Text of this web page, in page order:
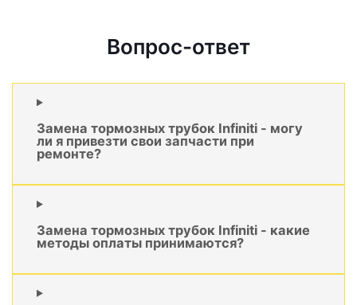
Вопрос-ответ
Замена тормозных трубок Infiniti - могу
ли я привезти свои запчасти при
ремонте?
Замена тормозных трубок Infiniti - какие
методы оплаты принимаются?